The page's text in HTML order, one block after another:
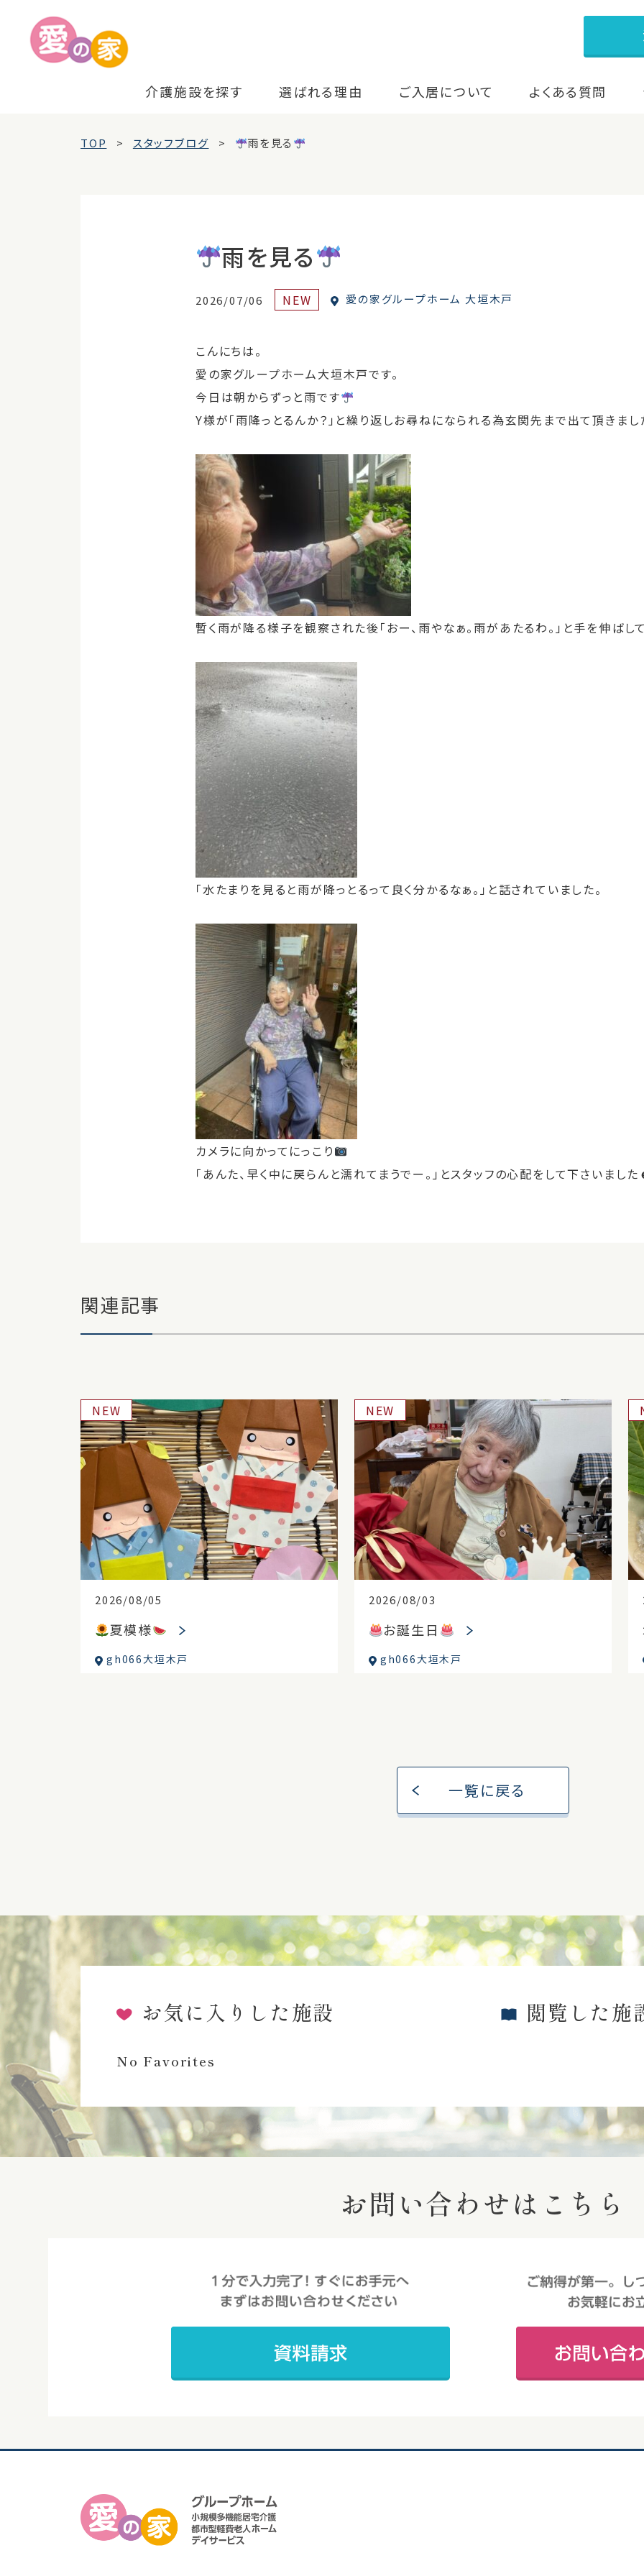
介護施設を探す 選ばれる理由 ご入居について よくある質問
TOP スタッフブログ 雨を見る
雨を見る
2026/07/06 NEW 愛の家グループホーム 大垣木戸
こんにちは。
愛の家グループホーム大垣木戸です。
今日は朝からずっと雨です
Y様が「雨降っとるんか？」と繰り返しお尋ねになられる為玄関先まで出て頂きまし
暫く雨が降る様子を観察された後「おー、雨やなぁ。雨があたるわ。」と手を伸ばし
「水たまりを見ると雨が降っとるって良く分かるなぁ。」と話されていました。
カメラに向かってにっこり
「あんた、早く中に戻らんと濡れてまうでー。」とスタッフの心配をして下さいまし
関連記事
2026/08/05
NEW
夏模様
gh066大垣木戸
2026/08/03
NEW
お誕生日
gh066大垣木戸
一覧に戻る
お気に入りした施設
No Favorites
閲覧した施
お問い合わせはこちら